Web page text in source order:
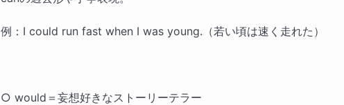
例：I could run fast when I was young.（若い頃は速く走れた）
○ would＝妄想好きなストーリーテラー